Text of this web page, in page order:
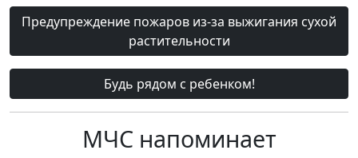
Предупреждение пожаров из-за выжигания сухой
растительности
Будь рядом с ребенком!
МЧС напоминает